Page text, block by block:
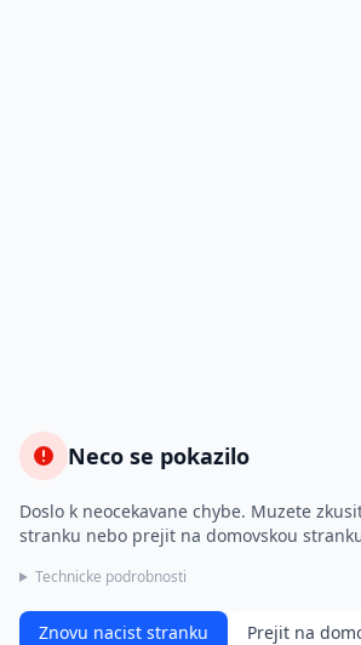
Neco se pokazilo
Doslo k neocekavane chybe. Muzete
stranku nebo prejit na domovskou
Technicke podrobnosti
Znovu nacist stranku Prejit na